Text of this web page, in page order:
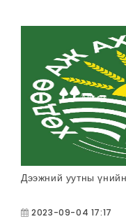
Дээжний уутны
2023-09-04 17:17